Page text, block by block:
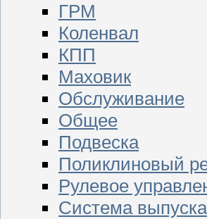
ГРМ
Коленвал
КПП
Маховик
Обслуживание
Общее
Подвеска
Поликлиновый
Рулевое
Система выпуска